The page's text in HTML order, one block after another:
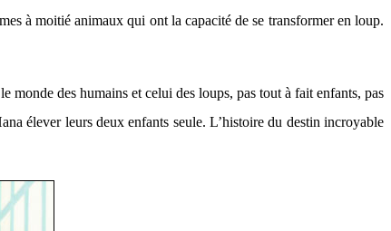
à moitié animaux qui ont la capacité de se transformer en loup.
monde des humains et celui des loups, pas tout à fait enfants, pas
élever leurs deux enfants seule. L’histoire du destin incroyable